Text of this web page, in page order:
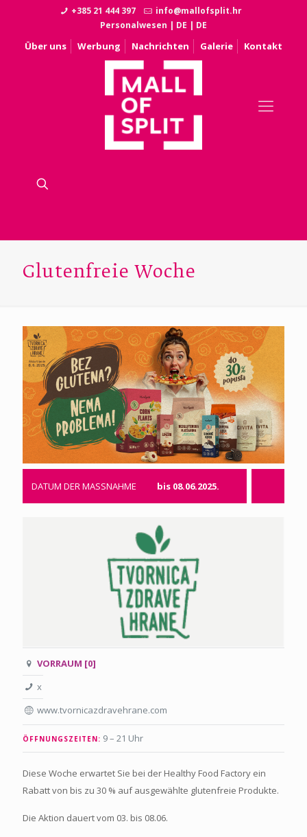
+385 21 444 397
info@mallofsplit.hr
Personalwesen | DE | DE
Über uns Werbung Nachrichten Galerie Kontakt
Glutenfreie Woche
DATUM DER MASSNAHME bis 08.06.2025.
VORRAUM [0]
x
www.tvornicazdravehrane.com
ÖFFNUNGSZEITEN: 9 – 21 Uhr
Diese Woche erwartet Sie bei der Healthy Food Factory ein
Rabatt von bis zu 30 % auf ausgewählte glutenfreie Produkte.
Die Aktion dauert vom 03. bis 08.06.